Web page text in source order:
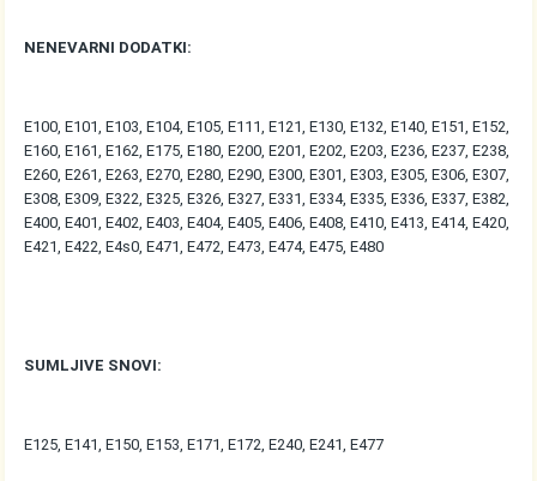
NENEVARNI DODATKI:
E100, E101, E103, E104, E105, E111, E121, E130, E132, E140, E151, E152,
E160, E161, E162, E175, E180, E200, E201, E202, E203, E236, E237, E238,
E260, E261, E263, E270, E280, E290, E300, E301, E303, E305, E306, E307,
E308, E309, E322, E325, E326, E327, E331, E334, E335, E336, E337, E382,
E400, E401, E402, E403, E404, E405, E406, E408, E410, E413, E414, E420,
E421, E422, E4s0, E471, E472, E473, E474, E475, E480
SUMLJIVE SNOVI:
E125, E141, E150, E153, E171, E172, E240, E241, E477